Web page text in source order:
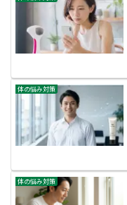
体の悩み対策
体の悩み対策